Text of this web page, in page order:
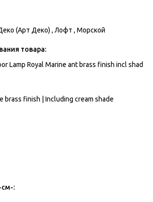
(Арт Деко) , Лофт , Морской
товара:
Lamp Royal Marine ant brass finish incl shad
brass finish | Including cream shade
см-: